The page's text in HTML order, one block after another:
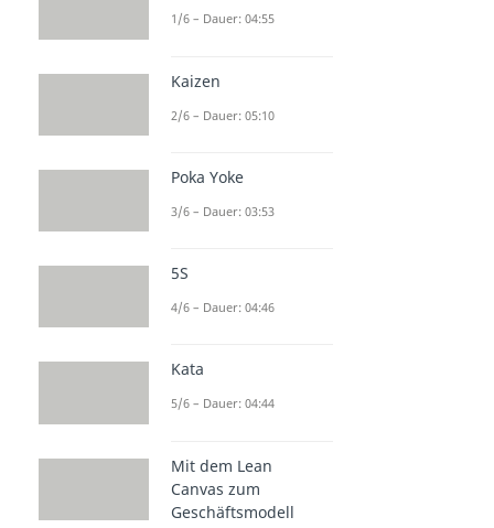
1/6 – Dauer: 04:55
Kaizen
2/6 – Dauer: 05:10
Poka Yoke
3/6 – Dauer: 03:53
5S
4/6 – Dauer: 04:46
Kata
5/6 – Dauer: 04:44
Mit dem Lean
Canvas zum
Geschäftsmodell